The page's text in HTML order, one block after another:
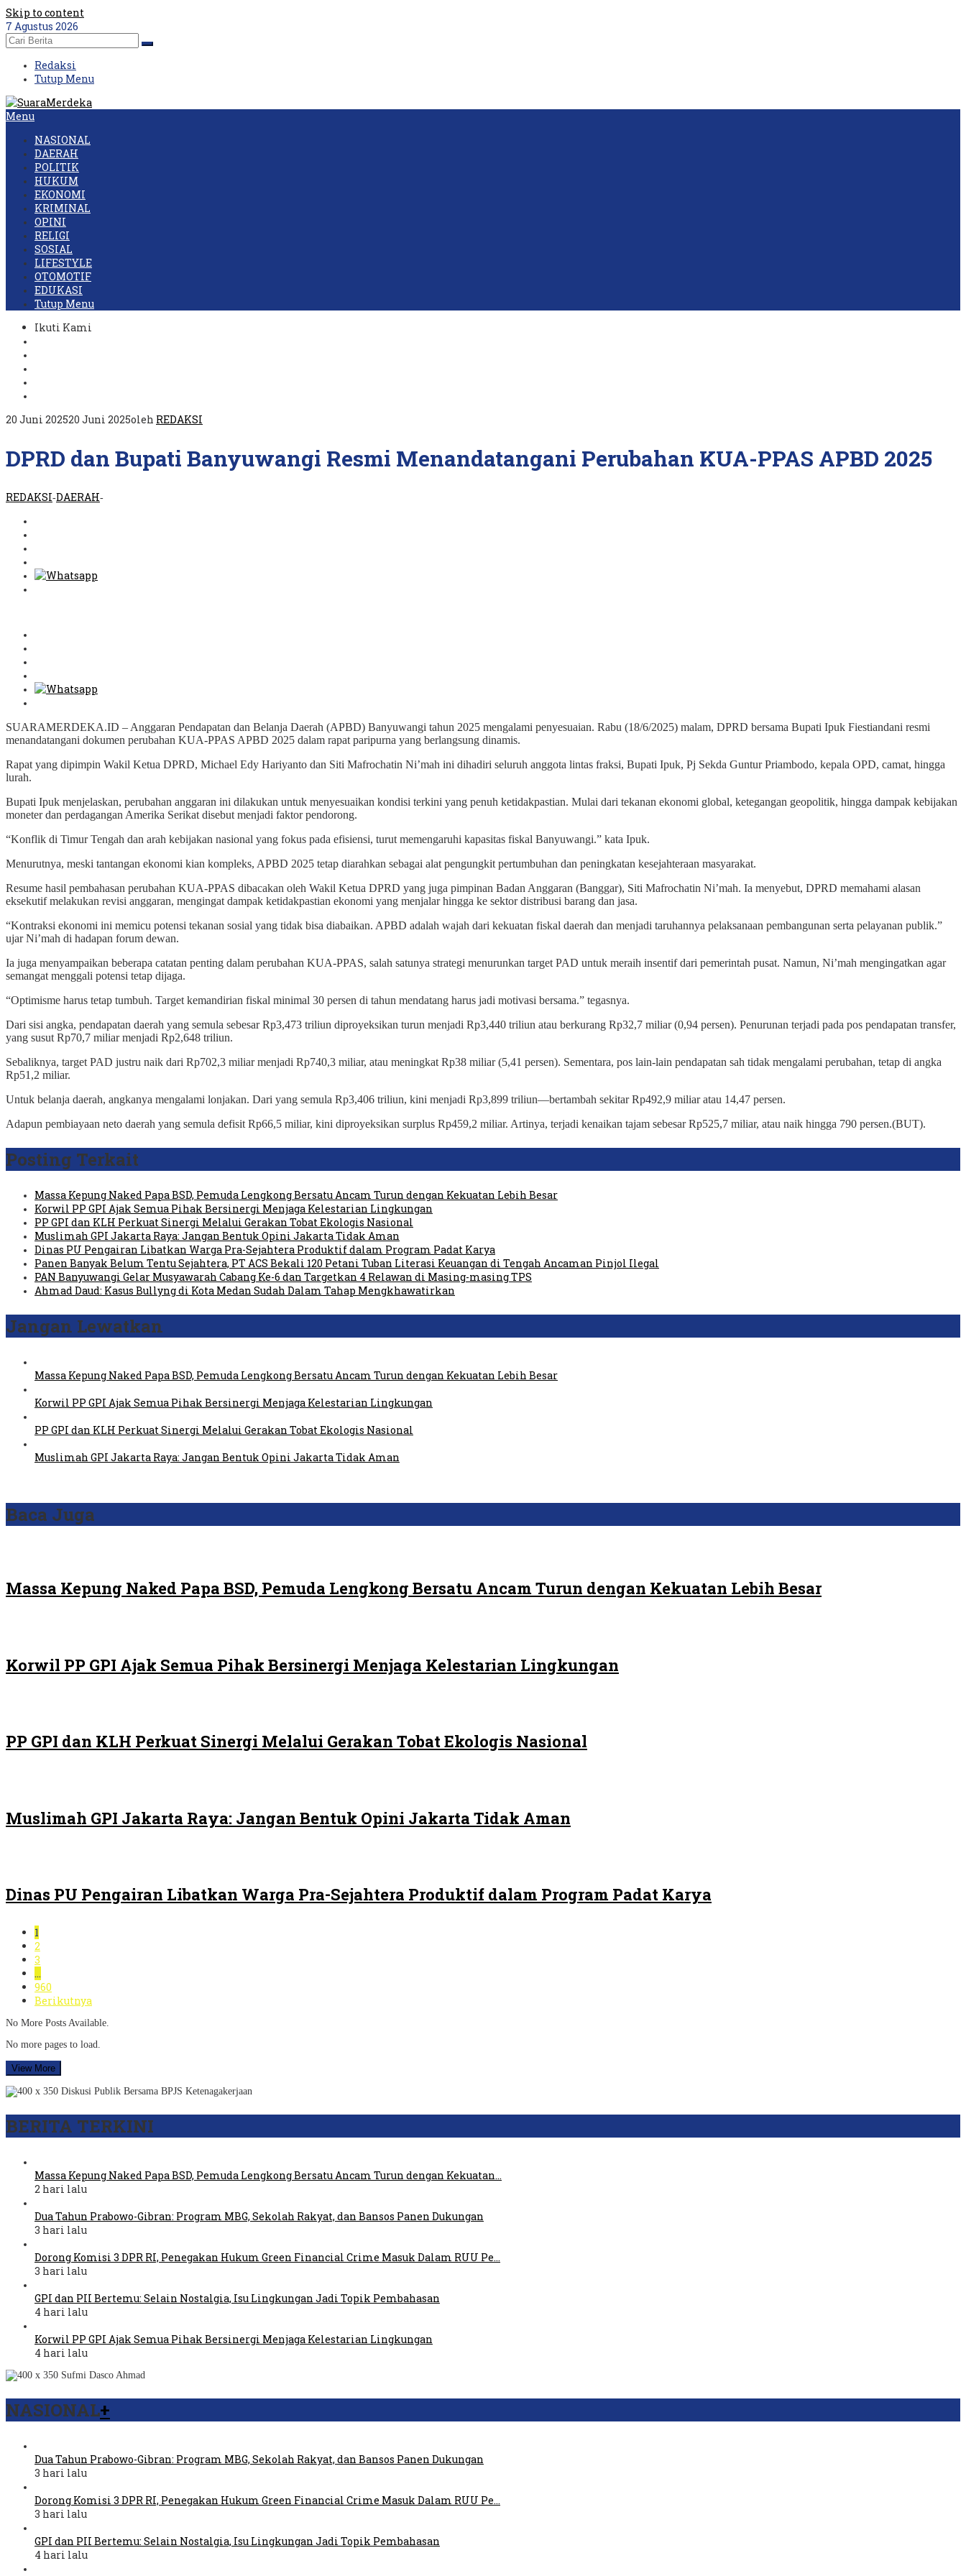
Skip to content
7 Agustus 2026
Redaksi
Tutup Menu
Menu
NASIONAL
DAERAH
POLITIK
HUKUM
EKONOMI
KRIMINAL
OPINI
RELIGI
SOSIAL
LIFESTYLE
OTOMOTIF
EDUKASI
Tutup Menu
Ikuti Kami
20 Juni 202520 Juni 2025oleh REDAKSI
DPRD dan Bupati Banyuwangi Resmi Menandatangani Perubahan KUA-PPAS APBD 2025
REDAKSI-DAERAH-
SUARAMERDEKA.ID – Anggaran Pendapatan dan Belanja Daerah (APBD) Banyuwangi tahun 2025 mengalami penyesuaian. Rabu (18/6/2025) malam, DPRD bersama Bupati Ipuk Fiestiandani resmi
menandatangani dokumen perubahan KUA-PPAS APBD 2025 dalam rapat paripurna yang berlangsung dinamis.
Rapat yang dipimpin Wakil Ketua DPRD, Michael Edy Hariyanto dan Siti Mafrochatin Ni’mah ini dihadiri seluruh anggota lintas fraksi, Bupati Ipuk, Pj Sekda Guntur Priambodo, kepala OPD, camat, hingga
lurah.
Bupati Ipuk menjelaskan, perubahan anggaran ini dilakukan untuk menyesuaikan kondisi terkini yang penuh ketidakpastian. Mulai dari tekanan ekonomi global, ketegangan geopolitik, hingga dampak kebijakan
moneter dan perdagangan Amerika Serikat disebut menjadi faktor pendorong.
“Konflik di Timur Tengah dan arah kebijakan nasional yang fokus pada efisiensi, turut memengaruhi kapasitas fiskal Banyuwangi.” kata Ipuk.
Menurutnya, meski tantangan ekonomi kian kompleks, APBD 2025 tetap diarahkan sebagai alat pengungkit pertumbuhan dan peningkatan kesejahteraan masyarakat.
Resume hasil pembahasan perubahan KUA-PPAS dibacakan oleh Wakil Ketua DPRD yang juga pimpinan Badan Anggaran (Banggar), Siti Mafrochatin Ni’mah. Ia menyebut, DPRD memahami alasan
eksekutif melakukan revisi anggaran, mengingat dampak ketidakpastian ekonomi yang menjalar hingga ke sektor distribusi barang dan jasa.
“Kontraksi ekonomi ini memicu potensi tekanan sosial yang tidak bisa diabaikan. APBD adalah wajah dari kekuatan fiskal daerah dan menjadi taruhannya pelaksanaan pembangunan serta pelayanan publik.”
ujar Ni’mah di hadapan forum dewan.
Ia juga menyampaikan beberapa catatan penting dalam perubahan KUA-PPAS, salah satunya strategi menurunkan target PAD untuk meraih insentif dari pemerintah pusat. Namun, Ni’mah mengingatkan agar
semangat menggali potensi tetap dijaga.
“Optimisme harus tetap tumbuh. Target kemandirian fiskal minimal 30 persen di tahun mendatang harus jadi motivasi bersama.” tegasnya.
Dari sisi angka, pendapatan daerah yang semula sebesar Rp3,473 triliun diproyeksikan turun menjadi Rp3,440 triliun atau berkurang Rp32,7 miliar (0,94 persen). Penurunan terjadi pada pos pendapatan transfer,
yang susut Rp70,7 miliar menjadi Rp2,648 triliun.
Sebaliknya, target PAD justru naik dari Rp702,3 miliar menjadi Rp740,3 miliar, atau meningkat Rp38 miliar (5,41 persen). Sementara, pos lain-lain pendapatan sah tidak mengalami perubahan, tetap di angka
Rp51,2 miliar.
Untuk belanja daerah, angkanya mengalami lonjakan. Dari yang semula Rp3,406 triliun, kini menjadi Rp3,899 triliun—bertambah sekitar Rp492,9 miliar atau 14,47 persen.
Adapun pembiayaan neto daerah yang semula defisit Rp66,5 miliar, kini diproyeksikan surplus Rp459,2 miliar. Artinya, terjadi kenaikan tajam sebesar Rp525,7 miliar, atau naik hingga 790 persen.(BUT).
Posting Terkait
Massa Kepung Naked Papa BSD, Pemuda Lengkong Bersatu Ancam Turun dengan Kekuatan Lebih Besar
Korwil PP GPI Ajak Semua Pihak Bersinergi Menjaga Kelestarian Lingkungan
PP GPI dan KLH Perkuat Sinergi Melalui Gerakan Tobat Ekologis Nasional
Muslimah GPI Jakarta Raya: Jangan Bentuk Opini Jakarta Tidak Aman
Dinas PU Pengairan Libatkan Warga Pra-Sejahtera Produktif dalam Program Padat Karya
Panen Banyak Belum Tentu Sejahtera, PT ACS Bekali 120 Petani Tuban Literasi Keuangan di Tengah Ancaman Pinjol Ilegal
PAN Banyuwangi Gelar Musyawarah Cabang Ke-6 dan Targetkan 4 Relawan di Masing-masing TPS
Ahmad Daud: Kasus Bullyng di Kota Medan Sudah Dalam Tahap Mengkhawatirkan
Jangan Lewatkan
Massa Kepung Naked Papa BSD, Pemuda Lengkong Bersatu Ancam Turun dengan Kekuatan Lebih Besar
Korwil PP GPI Ajak Semua Pihak Bersinergi Menjaga Kelestarian Lingkungan
PP GPI dan KLH Perkuat Sinergi Melalui Gerakan Tobat Ekologis Nasional
Muslimah GPI Jakarta Raya: Jangan Bentuk Opini Jakarta Tidak Aman
Baca Juga
Massa Kepung Naked Papa BSD, Pemuda Lengkong Bersatu Ancam Turun dengan Kekuatan Lebih Besar
Korwil PP GPI Ajak Semua Pihak Bersinergi Menjaga Kelestarian Lingkungan
PP GPI dan KLH Perkuat Sinergi Melalui Gerakan Tobat Ekologis Nasional
Muslimah GPI Jakarta Raya: Jangan Bentuk Opini Jakarta Tidak Aman
Dinas PU Pengairan Libatkan Warga Pra-Sejahtera Produktif dalam Program Padat Karya
1
2
3
…
960
Berikutnya
No More Posts Available.
No more pages to load.
View More
BERITA TERKINI
Massa Kepung Naked Papa BSD, Pemuda Lengkong Bersatu Ancam Turun dengan Kekuatan…
2 hari lalu
Dua Tahun Prabowo-Gibran: Program MBG, Sekolah Rakyat, dan Bansos Panen Dukungan
3 hari lalu
Dorong Komisi 3 DPR RI, Penegakan Hukum Green Financial Crime Masuk Dalam RUU Pe…
3 hari lalu
GPI dan PII Bertemu: Selain Nostalgia, Isu Lingkungan Jadi Topik Pembahasan
4 hari lalu
Korwil PP GPI Ajak Semua Pihak Bersinergi Menjaga Kelestarian Lingkungan
4 hari lalu
NASIONAL+
Dua Tahun Prabowo-Gibran: Program MBG, Sekolah Rakyat, dan Bansos Panen Dukungan
3 hari lalu
Dorong Komisi 3 DPR RI, Penegakan Hukum Green Financial Crime Masuk Dalam RUU Pe…
3 hari lalu
GPI dan PII Bertemu: Selain Nostalgia, Isu Lingkungan Jadi Topik Pembahasan
4 hari lalu